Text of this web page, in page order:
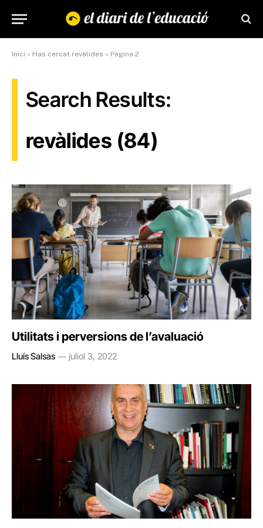
Inici » Has cercat revàlides » Pàgina 2
Search Results:
revàlides (84)
Utilitats i perversions de l’avaluació
Lluís Salsas juliol 3, 2022